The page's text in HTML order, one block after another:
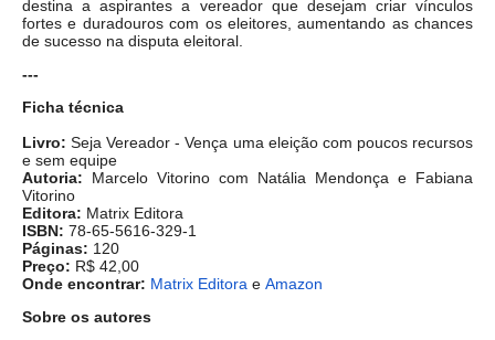
destina a aspirantes a vereador que desejam criar vínculos
fortes e duradouros com os eleitores, aumentando as chances
de sucesso na disputa eleitoral.
---
Ficha técnica
Livro: Seja Vereador - Vença uma eleição com poucos recursos
e sem equipe
Autoria: Marcelo Vitorino com Natália Mendonça e Fabiana
Vitorino
Editora: Matrix Editora
ISBN: 78-65-5616-329-1
Páginas: 120
Preço: R$ 42,00
Onde encontrar: Matrix Editora e Amazon
Sobre os autores